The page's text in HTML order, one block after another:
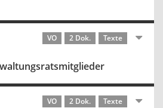
VO 2 Dok. Texte
VO 2 Dok. Texte